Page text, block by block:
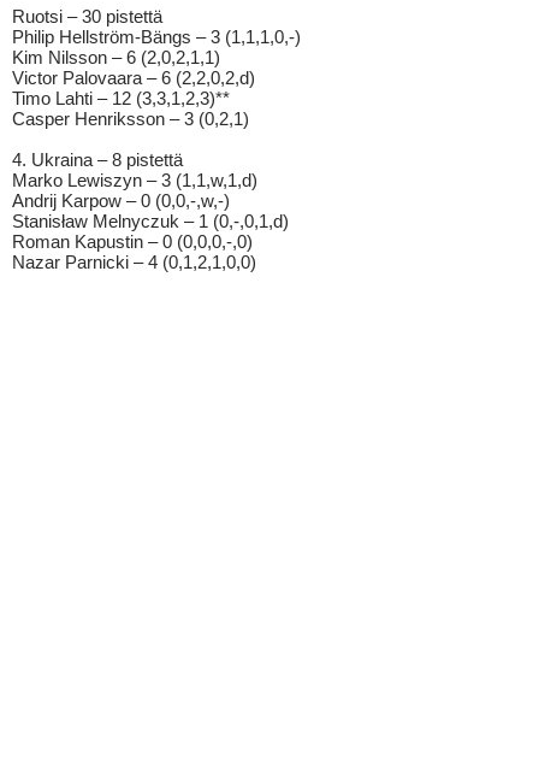
Ruotsi – 30 pistettä
Philip Hellström-Bängs – 3 (1,1,1,0,-)
Kim Nilsson – 6 (2,0,2,1,1)
Victor Palovaara – 6 (2,2,0,2,d)
Timo Lahti – 12 (3,3,1,2,3)**
Casper Henriksson – 3 (0,2,1)
4. Ukraina – 8 pistettä
Marko Lewiszyn – 3 (1,1,w,1,d)
Andrij Karpow – 0 (0,0,-,w,-)
Stanisław Melnyczuk – 1 (0,-,0,1,d)
Roman Kapustin – 0 (0,0,0,-,0)
Nazar Parnicki – 4 (0,1,2,1,0,0)